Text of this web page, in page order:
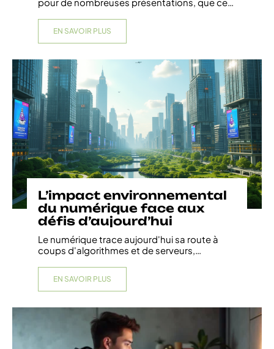
EN SAVOIR PLUS
L’impact environnemental
du numérique face aux
défis d’aujourd’hui
Le numérique trace aujourd'hui sa route à
coups d'algorithmes et de serveurs,…
EN SAVOIR PLUS